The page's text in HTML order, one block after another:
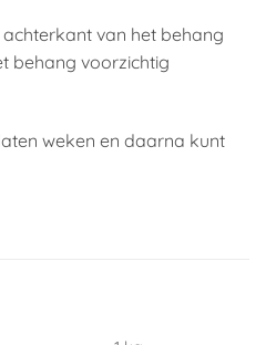
van het behang
behang voorzichtig
weken en daarna kunt